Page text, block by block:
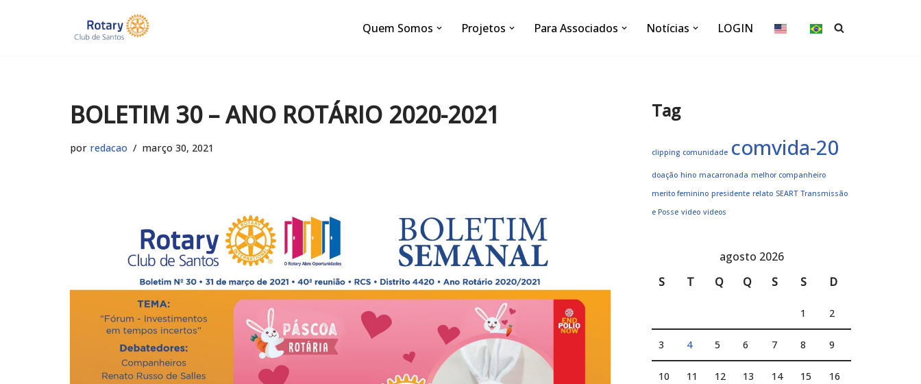
Quem Somos Projetos Para Associados Notícias LOGIN
BOLETIM 30 – ANO ROTÁRIO 2020-2021
por redacao março 30, 2021
Tag
clipping comunidade comvida-20
doação hino macarronada melhor companheiro
merito feminino presidente relato SEART Transmissão
e Posse video videos
agosto 2026
S
T Q Q S S D
1 2
3 4 5 6 7 8 9
10 11 12 13 14 15 16